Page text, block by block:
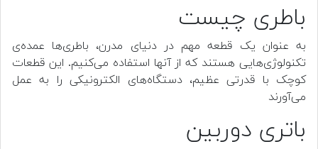
باطری چیست
به عنوان یک قطعه مهم در دنیای مدرن، باطری‌ها عمده‌ی
تکنولوژی‌هایی هستند که از آنها استفاده می‌کنیم. این قطعات
کوچک با قدرتی عظیم، دستگاه‌های الکترونیکی را به عمل
می‌آورند
باتری دوربین